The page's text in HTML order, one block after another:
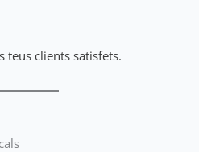
teus clients satisfets.